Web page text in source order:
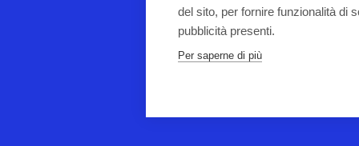
SistemI di Spinelli F. e
del sito, per fornire funzionalità di
pubblicità presenti.
Per saperne di più